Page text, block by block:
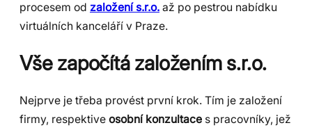
procesem od založení s.r.o. až po pestrou nabídku
virtuálních kanceláří v Praze.
Vše započítá založením s.r.o.
Nejprve je třeba provést první krok. Tím je založení
firmy, respektive osobní konzultace s pracovníky, jež